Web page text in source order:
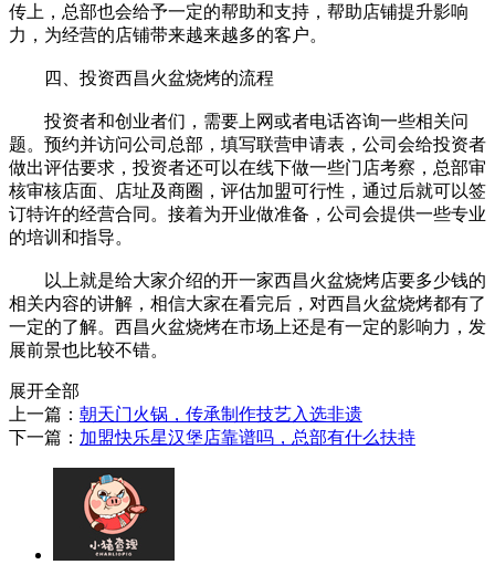
传上，总部也会给予一定的帮助和支持，帮助店铺提升影响
力，为经营的店铺带来越来越多的客户。
四、投资西昌火盆烧烤的流程
投资者和创业者们，需要上网或者电话咨询一些相关问
题。预约并访问公司总部，填写联营申请表，公司会给投资者
做出评估要求，投资者还可以在线下做一些门店考察，总部审
核审核店面、店址及商圈，评估加盟可行性，通过后就可以签
订特许的经营合同。接着为开业做准备，公司会提供一些专业
的培训和指导。
以上就是给大家介绍的开一家西昌火盆烧烤店要多少钱的
相关内容的讲解，相信大家在看完后，对西昌火盆烧烤都有了
一定的了解。西昌火盆烧烤在市场上还是有一定的影响力，发
展前景也比较不错。
展开全部
上一篇： 朝天门火锅，传承制作技艺入选非遗
下一篇： 加盟快乐星汉堡店靠谱吗，总部有什么扶持